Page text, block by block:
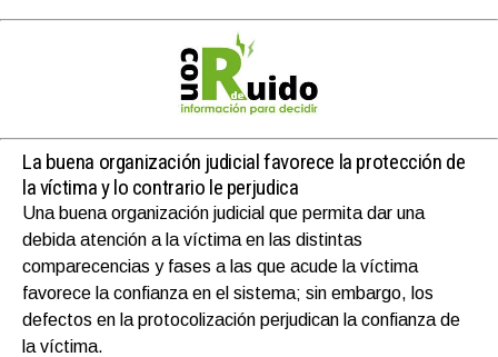
La buena organización judicial favorece la protección de
la víctima y lo contrario le perjudica
Una buena organización judicial que permita dar una
debida atención a la víctima en las distintas
comparecencias y fases a las que acude la víctima
favorece la confianza en el sistema; sin embargo, los
defectos en la protocolización perjudican la confianza de
la víctima.